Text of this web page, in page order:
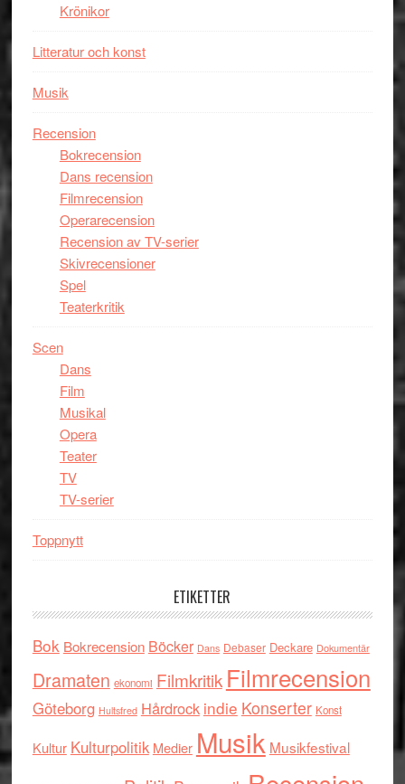
Krönikor
Litteratur och konst
Musik
Recension
Bokrecension
Dans recension
Filmrecension
Operarecension
Recension av TV-serier
Skivrecensioner
Spel
Teaterkritik
Scen
Dans
Film
Musikal
Opera
Teater
TV
TV-serier
Toppnytt
ETIKETTER
Bok Bokrecension Böcker Dans Debaser Deckare Dokumentär
Dramaten ekonomi Filmkritik Filmrecension
Göteborg Hultsfred Hårdrock indie Konserter Konst
Kultur Kulturpolitik Medier Musik Musikfestival